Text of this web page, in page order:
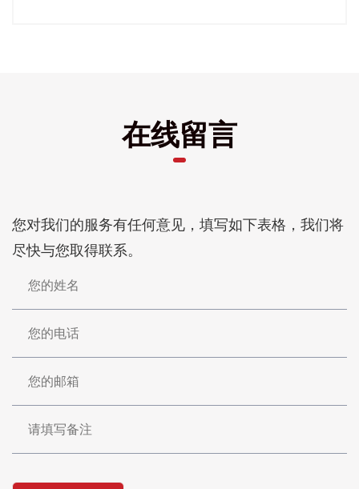
在线留言
您对我们的服务有任何意见，填写如下表格，我们将
尽快与您取得联系。